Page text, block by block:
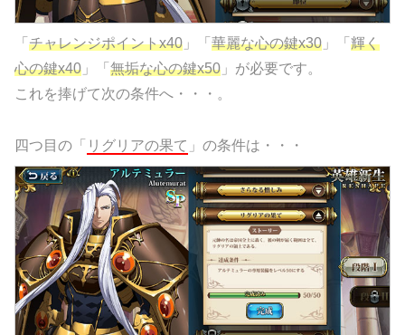
「 チャレンジポイントx40 」「 華麗な心の鍵x30 」「 輝く
心の鍵x40 」「 無垢な心の鍵x50 」が必要です。
これを捧げて次の条件へ・・・。
四つ目の「 リグリアの果て 」の条件は・・・